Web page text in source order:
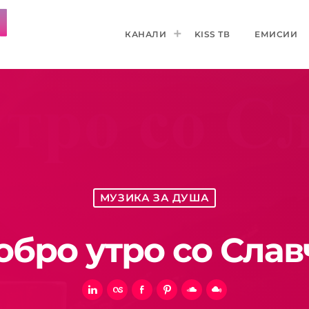
КАНАЛИ KISS ТВ ЕМИСИИ
МУЗИКА ЗА ДУША
утро со